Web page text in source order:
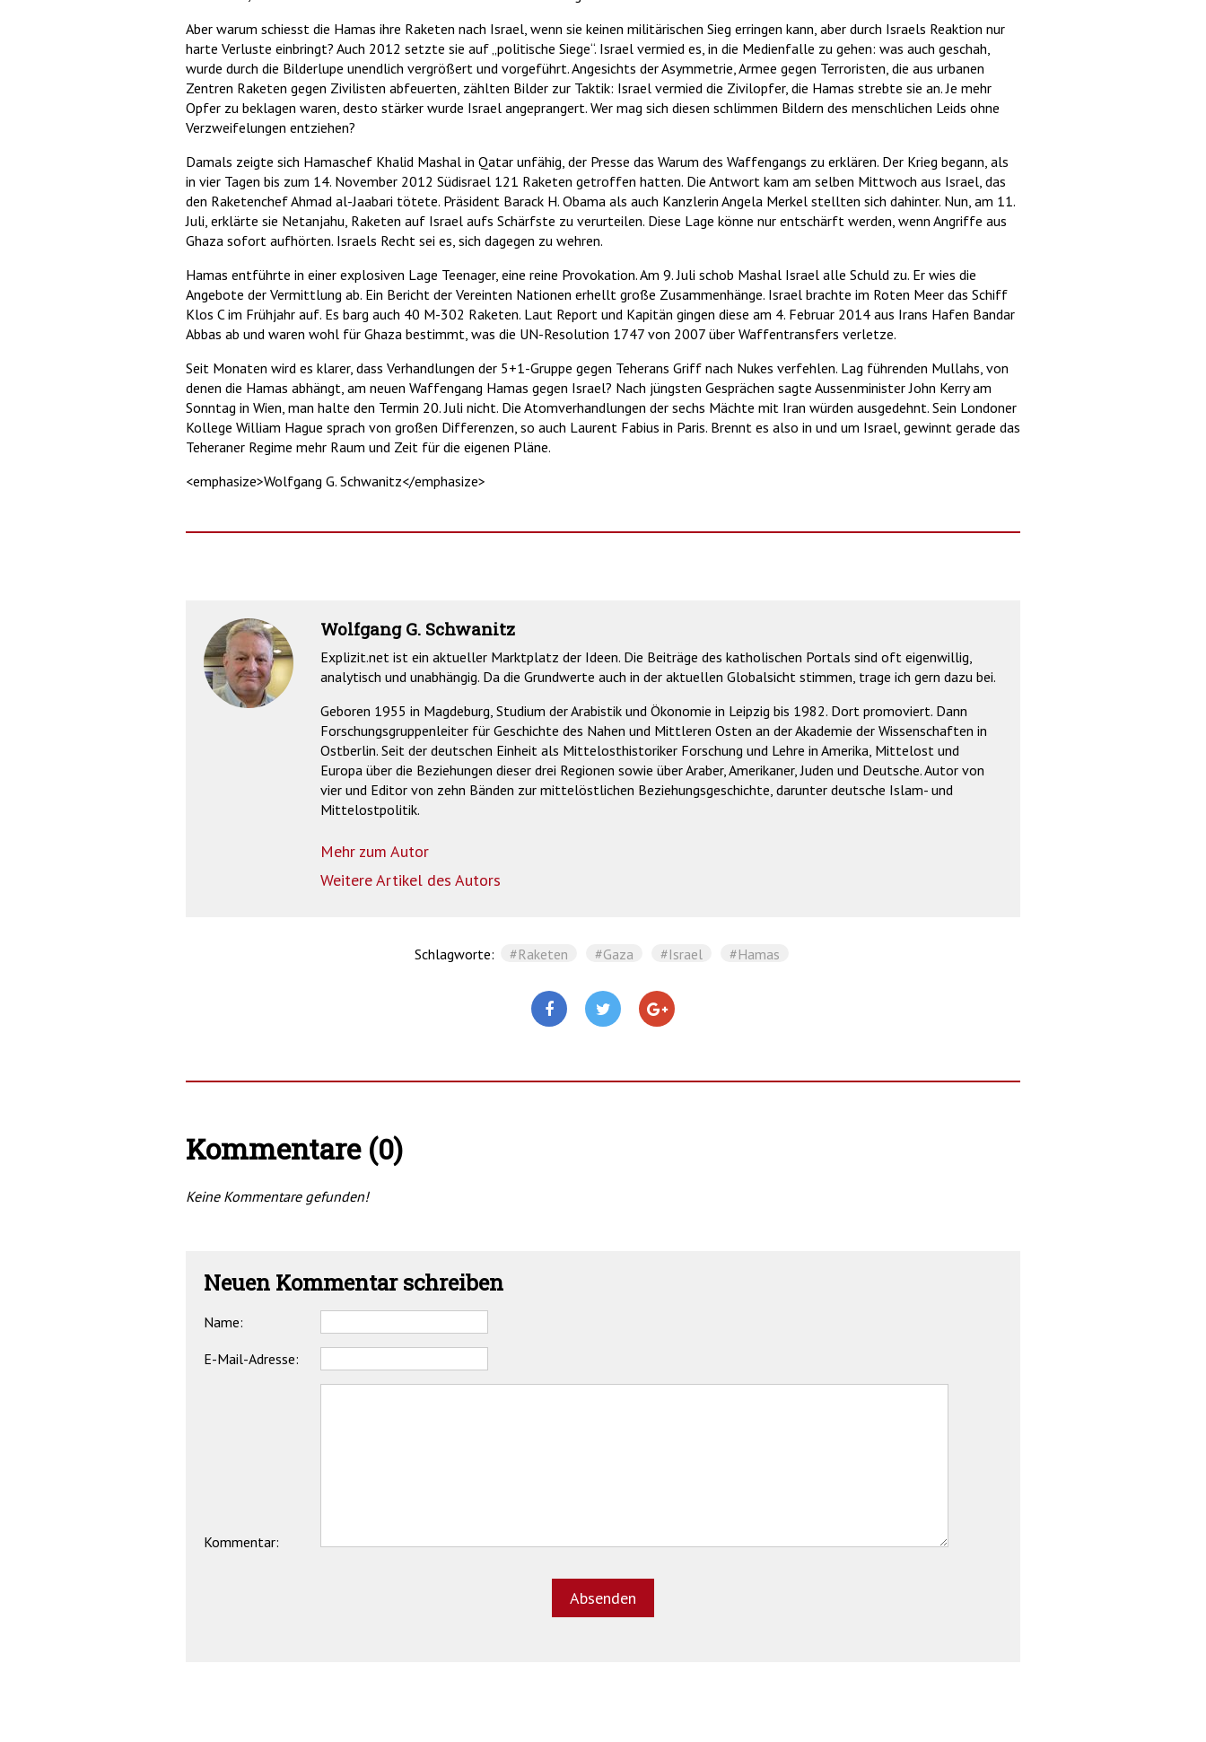
Aber warum schiesst die Hamas ihre Raketen nach Israel, wenn sie keinen militärischen Sieg erringen kann, aber durch Israels Reaktion nur
harte Verluste einbringt? Auch 2012 setzte sie auf „politische Siege“. Israel vermied es, in die Medienfalle zu gehen: was auch geschah,
wurde durch die Bilderlupe unendlich vergrößert und vorgeführt. Angesichts der Asymmetrie, Armee gegen Terroristen, die aus urbanen
Zentren Raketen gegen Zivilisten abfeuerten, zählten Bilder zur Taktik: Israel vermied die Zivilopfer, die Hamas strebte sie an. Je mehr
Opfer zu beklagen waren, desto stärker wurde Israel angeprangert. Wer mag sich diesen schlimmen Bildern des menschlichen Leids ohne
Verzweifelungen entziehen?
Damals zeigte sich Hamaschef Khalid Mashal in Qatar unfähig, der Presse das Warum des Waffengangs zu erklären. Der Krieg begann, als
in vier Tagen bis zum 14. November 2012 Südisrael 121 Raketen getroffen hatten. Die Antwort kam am selben Mittwoch aus Israel, das
den Raketenchef Ahmad al-Jaabari tötete. Präsident Barack H. Obama als auch Kanzlerin Angela Merkel stellten sich dahinter. Nun, am 11.
Juli, erklärte sie Netanjahu, Raketen auf Israel aufs Schärfste zu verurteilen. Diese Lage könne nur entschärft werden, wenn Angriffe aus
Ghaza sofort aufhörten. Israels Recht sei es, sich dagegen zu wehren.
Hamas entführte in einer explosiven Lage Teenager, eine reine Provokation. Am 9. Juli schob Mashal Israel alle Schuld zu. Er wies die
Angebote der Vermittlung ab. Ein Bericht der Vereinten Nationen erhellt große Zusammenhänge. Israel brachte im Roten Meer das Schiff
Klos C im Frühjahr auf. Es barg auch 40 M-302 Raketen. Laut Report und Kapitän gingen diese am 4. Februar 2014 aus Irans Hafen Bandar
Abbas ab und waren wohl für Ghaza bestimmt, was die UN-Resolution 1747 von 2007 über Waffentransfers verletze.
Seit Monaten wird es klarer, dass Verhandlungen der 5+1-Gruppe gegen Teherans Griff nach Nukes verfehlen. Lag führenden Mullahs, von
denen die Hamas abhängt, am neuen Waffengang Hamas gegen Israel? Nach jüngsten Gesprächen sagte Aussenminister John Kerry am
Sonntag in Wien, man halte den Termin 20. Juli nicht. Die Atomverhandlungen der sechs Mächte mit Iran würden ausgedehnt. Sein Londoner
Kollege William Hague sprach von großen Differenzen, so auch Laurent Fabius in Paris. Brennt es also in und um Israel, gewinnt gerade das
Teheraner Regime mehr Raum und Zeit für die eigenen Pläne.
<emphasize>Wolfgang G. Schwanitz</emphasize>
Wolfgang G. Schwanitz
Explizit.net ist ein aktueller Marktplatz der Ideen. Die Beiträge des katholischen Portals sind oft eigenwillig,
analytisch und unabhängig. Da die Grundwerte auch in der aktuellen Globalsicht stimmen, trage ich gern dazu bei.
Geboren 1955 in Magdeburg, Studium der Arabistik und Ökonomie in Leipzig bis 1982. Dort promoviert. Dann
Forschungsgruppenleiter für Geschichte des Nahen und Mittleren Osten an der Akademie der Wissenschaften in
Ostberlin. Seit der deutschen Einheit als Mittelosthistoriker Forschung und Lehre in Amerika, Mittelost und
Europa über die Beziehungen dieser drei Regionen sowie über Araber, Amerikaner, Juden und Deutsche. Autor von
vier und Editor von zehn Bänden zur mittelöstlichen Beziehungsgeschichte, darunter deutsche Islam- und
Mittelostpolitik.
Mehr zum Autor
Weitere Artikel des Autors
Schlagworte: #Raketen #Gaza #Israel #Hamas
Kommentare (0)
Keine Kommentare gefunden!
Neuen Kommentar schreiben
Name:
E-Mail-Adresse:
Kommentar: